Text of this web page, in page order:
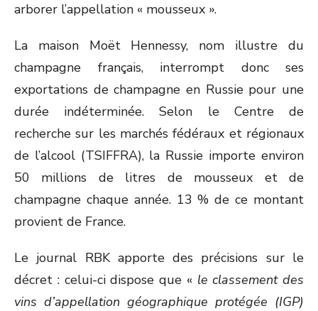
arborer l’appellation « mousseux ».
La maison Moët Hennessy, nom illustre du
champagne français, interrompt donc ses
exportations de champagne en Russie pour une
durée indéterminée. Selon le Centre de
recherche sur les marchés fédéraux et régionaux
de l’alcool (TSIFFRA), la Russie importe environ
50 millions de litres de mousseux et de
champagne chaque année. 13 % de ce montant
provient de France.
Le journal RBK apporte des précisions sur le
décret : celui-ci dispose que « le classement des
vins d’appellation géographique protégée (IGP)